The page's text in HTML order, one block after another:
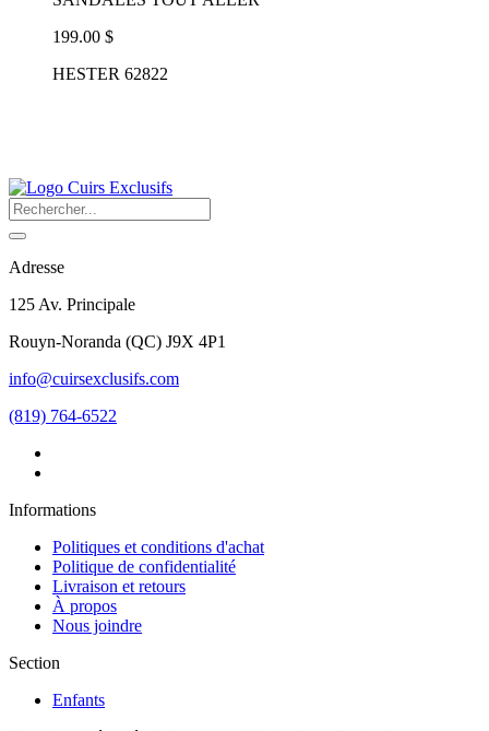
199.00 $
HESTER 62822
Adresse
125 Av. Principale
Rouyn-Noranda (QC) J9X 4P1
info@cuirsexclusifs.com
(819) 764-6522
Informations
Politiques et conditions d'achat
Politique de confidentialité
Livraison et retours
À propos
Nous joindre
Section
Enfants